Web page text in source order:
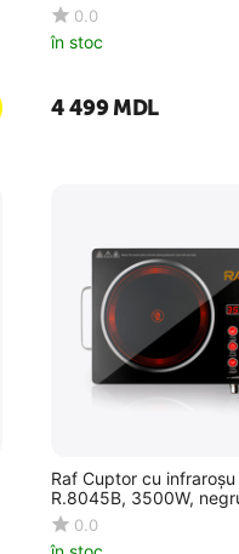
0.0
în stoc
4 499MDL
Raf Cuptor cu infraroșu
R.8045B, 3500W,
0.0